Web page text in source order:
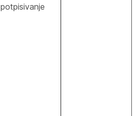
potpisivanje